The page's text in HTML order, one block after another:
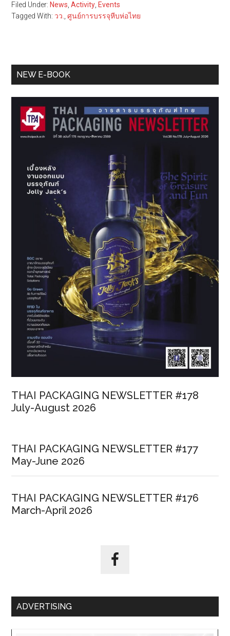
Filed Under: News,Activity, Events
Tagged With: วว.,ศูนย์การบรรจุหีบห่อไทย
Primary
NEW E-BOOK
THAI PACKAGING NEWSLETTER #178
July-August 2026
THAI PACKAGING NEWSLETTER #177
May-June 2026
THAI PACKAGING NEWSLETTER #176
March-April 2026
ADVERTISING